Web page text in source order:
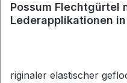
Possum Flechtgürtel
Lederapplikationen
riginaler elastischer